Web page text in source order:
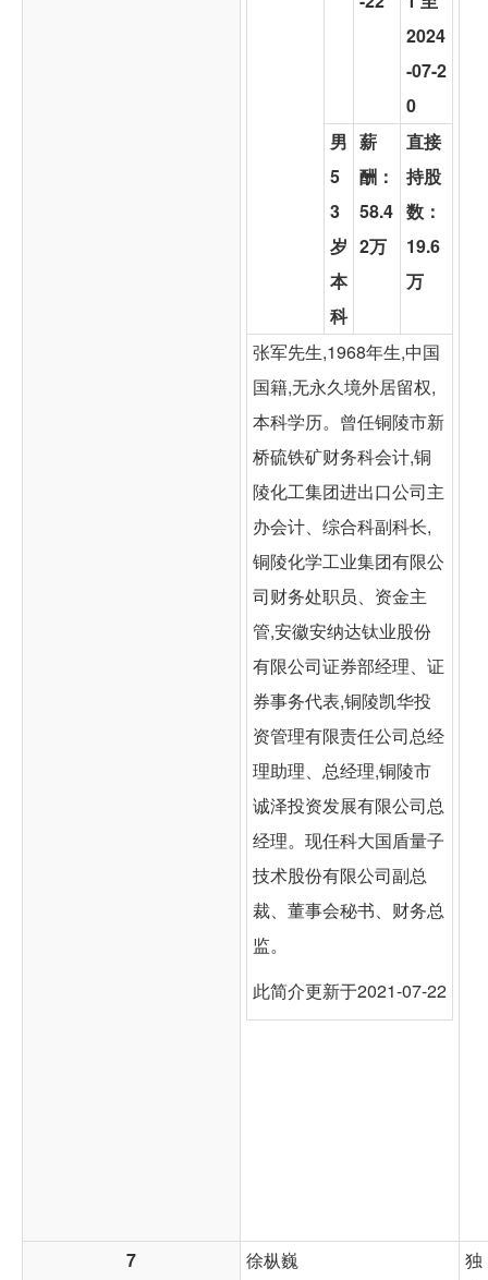
2024
-07-2
0
男
5
3
岁
本
科
薪
酬：
58.4
2万
直接
持股
数：
19.6
万
张军先生,1968年生,中国
国籍,无永久境外居留权,
本科学历。曾任铜陵市新
桥硫铁矿财务科会计,铜
陵化工集团进出口公司主
办会计、综合科副科长,
铜陵化学工业集团有限公
司财务处职员、资金主
管,安徽安纳达钛业股份
有限公司证券部经理、证
券事务代表,铜陵凯华投
资管理有限责任公司总经
理助理、总经理,铜陵市
诚泽投资发展有限公司总
经理。现任科大国盾量子
技术股份有限公司副总
裁、董事会秘书、财务总
监。
此简介更新于2021-07-22
7
徐枞巍
独